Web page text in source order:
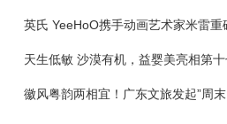
徽风粤韵两相宜！广东文旅发起”周